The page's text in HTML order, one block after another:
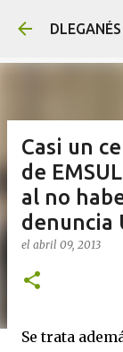
DLEGANÉS
Casi un
de
al no
denuncia
el abril 09, 2013
Se trata